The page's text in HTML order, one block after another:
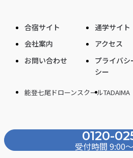
合宿サイト 通学サイト
会社案内
アクセス
お問い合わせ
プライバシ
シー
能登七尾ドローンスクールTADAIMA
0120-
受付時間 9:00